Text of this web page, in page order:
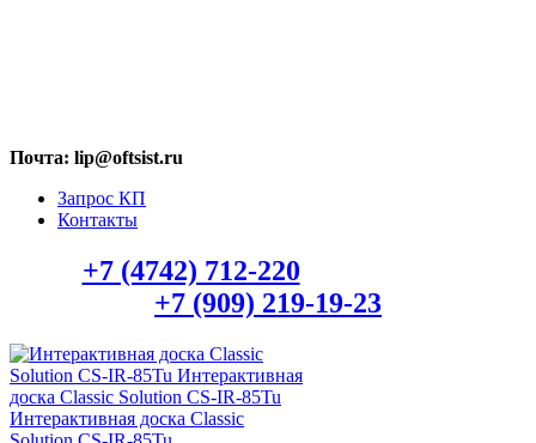
Почта: lip@oftsist.ru
Запрос КП
Контакты
+7 (4742) 712-220
+7 (909) 219-19-23